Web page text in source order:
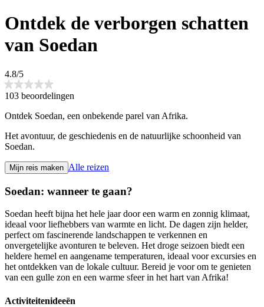
Ontdek de verborgen schatten
van Soedan
4.8/5
103 beoordelingen
Ontdek Soedan, een onbekende parel van Afrika.
Het avontuur, de geschiedenis en de natuurlijke schoonheid van
Soedan.
Mijn reis maken Alle reizen
Soedan: wanneer te gaan?
Soedan heeft bijna het hele jaar door een warm en zonnig klimaat,
ideaal voor liefhebbers van warmte en licht. De dagen zijn helder,
perfect om fascinerende landschappen te verkennen en
onvergetelijke avonturen te beleven. Het droge seizoen biedt een
heldere hemel en aangename temperaturen, ideaal voor excursies en
het ontdekken van de lokale cultuur. Bereid je voor om te genieten
van een gulle zon en een warme sfeer in het hart van Afrika!
Activiteitenideeën